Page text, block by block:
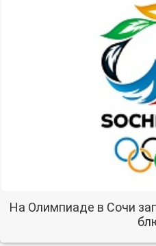
На Олимпиаде в Сочи